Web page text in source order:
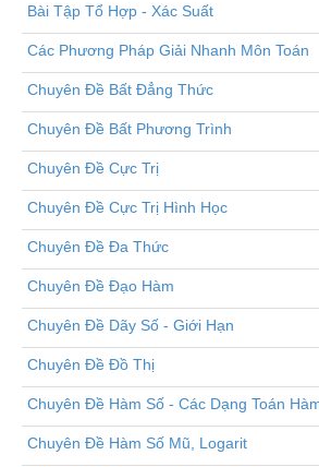
Bài Tập Tổ Hợp - Xác Suất
Các Phương Pháp Giải Nhanh Môn Toán
Chuyên Đề Bất Đẳng Thức
Chuyên Đề Bất Phương Trình
Chuyên Đề Cực Trị
Chuyên Đề Cực Trị Hình Học
Chuyên Đề Đa Thức
Chuyên Đề Đạo Hàm
Chuyên Đề Dãy Số - Giới Hạn
Chuyên Đề Đồ Thị
Chuyên Đề Hàm Số - Các Dạng Toán
Chuyên Đề Hàm Số Mũ, Logarit